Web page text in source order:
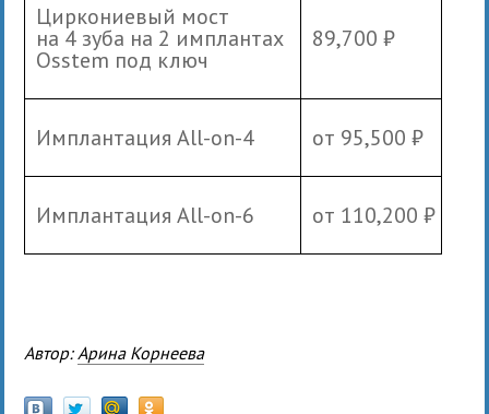
Циркониевый мост
на 4 зуба на 2 имплантах
Osstem под ключ
89,700 ₽
Имплантация All-on-4 от 95,500 ₽
Имплантация All-on-6 от 110,200 ₽
Автор: Арина Корнеева